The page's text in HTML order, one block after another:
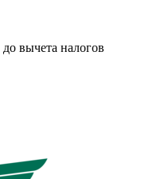
до вычета налогов